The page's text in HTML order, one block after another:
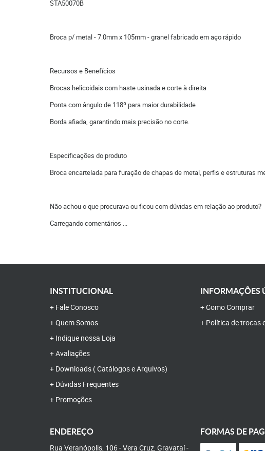
STA50070B
Broca p/ metal - 7.0mm x 105mm - granel fabricado em aço rápido
Recursos e Benefícios
Brocas helicoidais com haste usinada e corte à direita
Ponta com ângulo de 118º para maior durabilidade
Borda afiada, garantindo mais precisão no corte.
Especificações do produto
Broca encartelada para furação de chapas de metal, perfis e estruturas
Não achou o que procurava ou ficou com dúvidas em relação ao produto?
Carregando comentários ...
INSTITUCIONAL
Fale Conosco
Quem Somos
Indique nossa Loja
Avaliações
Downloads ( Catálogos e Arquivos)
Dúvidas Frequentes
Promoções
INFORMAÇÕES
Como Comprar
Política de trocas
ENDEREÇO
Rua Veranópolis, 106-Vera Cruz, Gravataí-
FORMAS DE